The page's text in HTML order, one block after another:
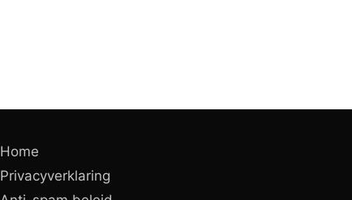
Home
Privacyverklaring